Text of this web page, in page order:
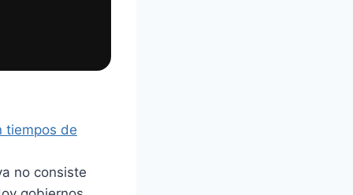
tiempos de
no consiste